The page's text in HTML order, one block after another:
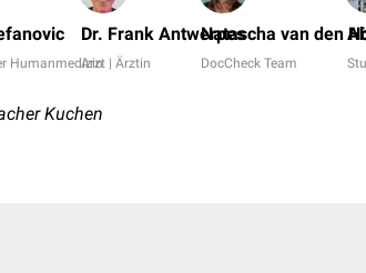
Humanmedizin
Dr. Frank Antwerpes
Arzt | Ärztin
Natascha van den
DocCheck Team
Kuchen